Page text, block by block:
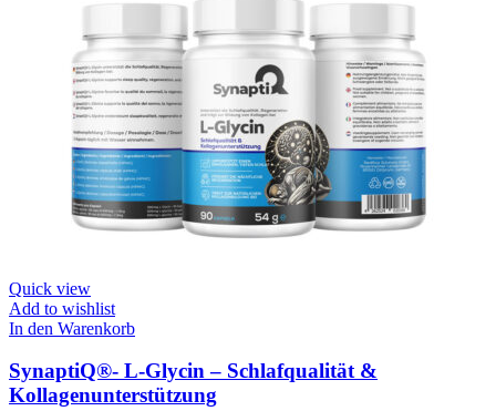
Quick view
Add to wishlist
In den Warenkorb
SynaptiQ®- L-Glycin – Schlafqualität &
Kollagenunterstützung